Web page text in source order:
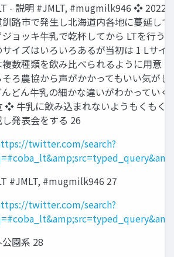
- 説明 #JMLT, #mugmilk946 ❖ 2022
路市で発生し北海道内各地に蔓延し
ョッキ牛乳で乾杯してから LTを行う
サイズはいろいろあるが当初は 1 Lサイ
数種類を飲み比べられるように用意
そろ農協から声がかかってもいい気がし
どん牛乳の細かな違いがわかっていく
❖ 牛乳に飲み込まれないようもくもく
発表会をする 26
twitter.com/search?
#JMLT, #mugmilk946 27
twitter.com/search?
園系 28